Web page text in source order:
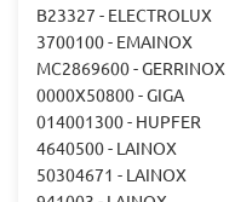
B23327 - ELECTROLUX
3700100 - EMAINOX
MC2869600 - GERRINOX
0000X50800 - GIGA
014001300 - HUPFER
4640500 - LAINOX
50304671 - LAINOX